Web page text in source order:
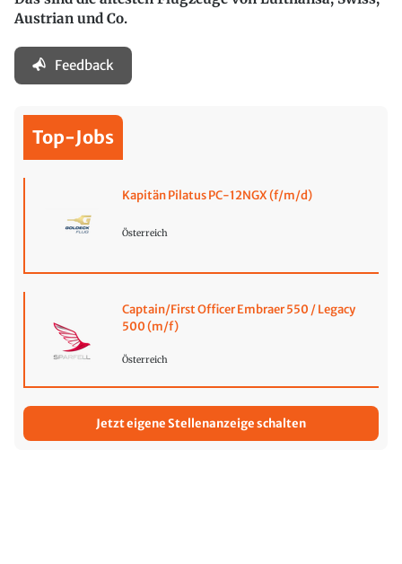
Austrian und Co.
Feedback
Top-Jobs
Kapitän Pilatus PC-12NGX (f/m/d)
Österreich
Captain/First Officer Embraer 550 / Legacy
500 (m/f)
Österreich
Jetzt eigene Stellenanzeige schalten